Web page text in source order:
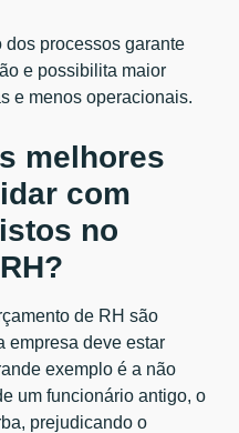
dos processos garante
e possibilita maior
e menos operacionais.
melhores
com
no
de RH são
empresa deve estar
exemplo é a não
um funcionário antigo, o
prejudicando o